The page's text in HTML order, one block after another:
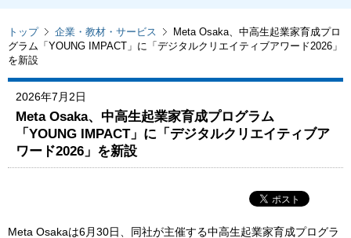
トップ 企業・教材・サービス
Meta Osaka、中高生起業家育成プロ
グラム「YOUNG IMPACT」に「デジタルクリエイティブアワード2026」
を新設
2026年7月2日
Meta Osaka、中高生起業家育成プログラム
「YOUNG IMPACT」に「デジタルクリエイティブア
ワード2026」を新設
Meta Osakaは6月30日、同社が主催する中高生起業家育成プログラ